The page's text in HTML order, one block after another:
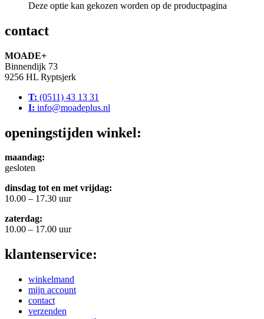
Deze optie kan gekozen worden op de productpagina
contact
MOADE+
Binnendijk 73
9256 HL Ryptsjerk
T: (0511) 43 13 31
I: info@moadeplus.nl
openingstijden winkel:
maandag:
gesloten
dinsdag tot en met vrijdag:
10.00 – 17.30 uur
zaterdag:
10.00 – 17.00 uur
klantenservice:
winkelmand
mijn account
contact
verzenden